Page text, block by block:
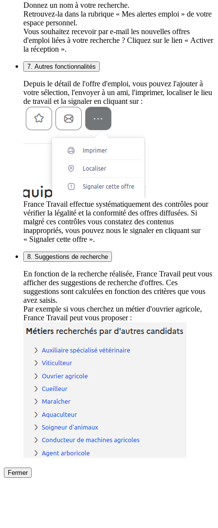
Donnez un nom à votre recherche.
Retrouvez-la dans la rubrique « Mes alertes emploi » de votre
espace personnel.
Vous souhaitez recevoir par e-mail les nouvelles offres
d'emploi liées à votre recherche ? Cliquez sur le lien « Activer
la réception ».
7. Autres fonctionnalités
Depuis le détail de l'offre d'emploi, vous pouvez l'ajouter à
votre sélection, l'envoyer à un ami, l'imprimer, localiser le lieu
de travail et la signaler en cliquant sur :
France Travail effectue systématiquement des contrôles pour
vérifier la légalité et la conformité des offres diffusées. Si
malgré ces contrôles vous constatez des contenus
inappropriés, vous pouvez nous le signaler en cliquant sur
« Signaler cette offre ».
8. Suggestions de recherche
En fonction de la recherche réalisée, France Travail peut vous
afficher des suggestions de recherche d'offres. Ces
suggestions sont calculées en fonction des critères que vous
avez saisis.
Par exemple si vous cherchez un métier d'ouvrier agricole,
France Travail peut vous proposer :
Fermer